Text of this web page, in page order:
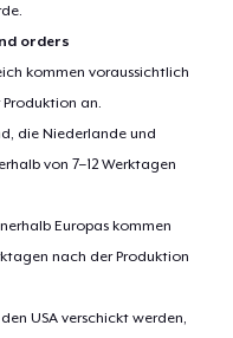
orders
kommen voraussichtlich
an.
die Niederlande und
von 7–12 Werktagen
Europas kommen
nach der Produktion
USA verschickt werden,